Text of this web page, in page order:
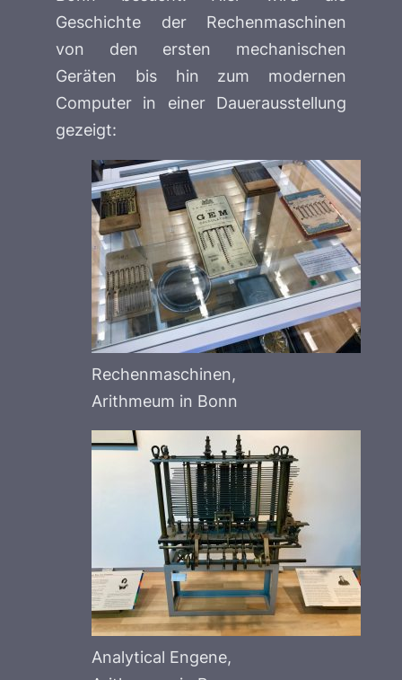
Geschichte der Rechenmaschinen
von den ersten mechanischen
Geräten bis hin zum modernen
Computer in einer Dauerausstellung
gezeigt:
Rechenmaschinen,
Arithmeum in Bonn
Analytical Engene,